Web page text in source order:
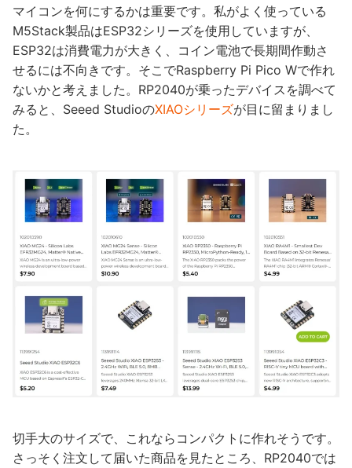
マイコンを何にするかは重要です。私がよく使っている
M5Stack製品はESP32シリーズを使用していますが、
ESP32は消費電力が大きく、コイン電池で長期間作動さ
せるには不向きです。そこでRaspberry Pi Pico Wで作れ
ないかと考えました。RP2040が乗ったデバイスを調べて
みると、Seeed StudioのXIAOシリーズが目に留まりまし
た。
切手大のサイズで、これならコンパクトに作れそうです。
さっそく注文して届いた商品を見たところ、RP2040では